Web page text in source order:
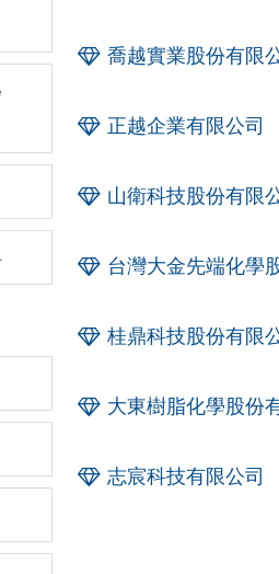
喬越實業股份有限
正越企業有限公司
山衛科技股份有限
台灣大金先端化學
桂鼎科技股份有限
大東樹脂化學股份
志宸科技有限公司